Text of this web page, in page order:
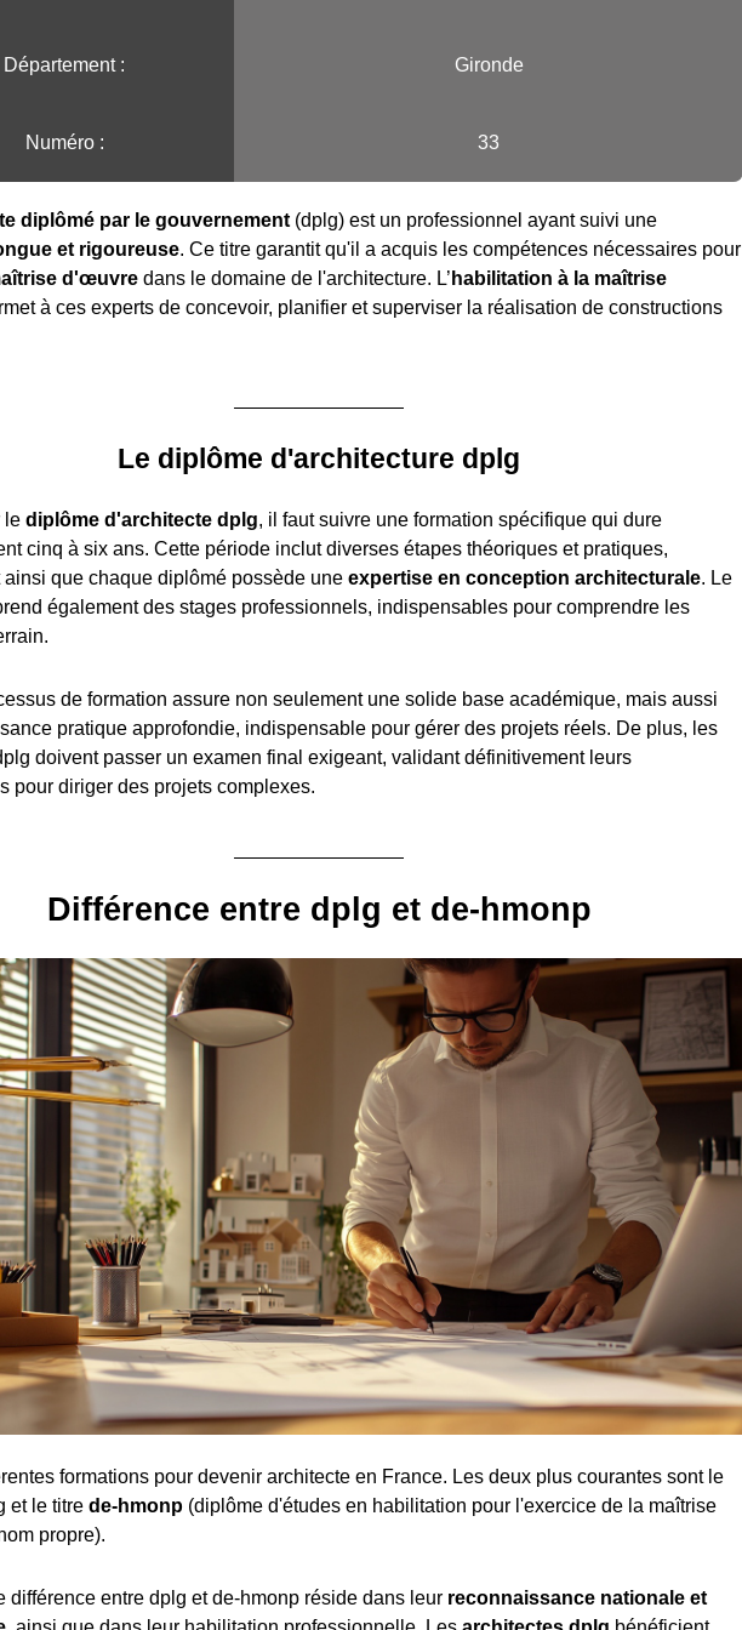
Département : Gironde
Numéro : 33
diplômé par le gouvernement (dplg) est un professionnel ayant suivi une
et rigoureuse. Ce titre garantit qu'il a acquis les compétences nécessaires pour
d'œuvre dans le domaine de l'architecture. L’ habilitation à la maîtrise
à ces experts de concevoir, planifier et superviser la réalisation de constructions
Le diplôme d'architecture dplg
le diplôme d'architecte dplg, il faut suivre une formation spécifique qui dure
cinq à six ans. Cette période inclut diverses étapes théoriques et pratiques,
ainsi que chaque diplômé possède une expertise en conception architecturale. Le
également des stages professionnels, indispensables pour comprendre les
de formation assure non seulement une solide base académique, mais aussi
pratique approfondie, indispensable pour gérer des projets réels. De plus, les
doivent passer un examen final exigeant, validant définitivement leurs
pour diriger des projets complexes.
Différence entre dplg et de-hmonp
formations pour devenir architecte en France. Les deux plus courantes sont le
et le titre de-hmonp (diplôme d'études en habilitation pour l'exercice de la maîtrise
propre).
différence entre dplg et de-hmonp réside dans leur reconnaissance nationale et